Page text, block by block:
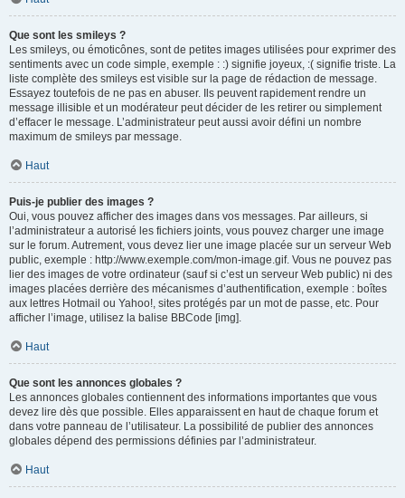
Que sont les smileys ?
Les smileys, ou émoticônes, sont de petites images utilisées pour exprimer des
sentiments avec un code simple, exemple : :) signifie joyeux, :( signifie triste. La
liste complète des smileys est visible sur la page de rédaction de message.
Essayez toutefois de ne pas en abuser. Ils peuvent rapidement rendre un
message illisible et un modérateur peut décider de les retirer ou simplement
d’effacer le message. L’administrateur peut aussi avoir défini un nombre
maximum de smileys par message.
Haut
Puis-je publier des images ?
Oui, vous pouvez afficher des images dans vos messages. Par ailleurs, si
l’administrateur a autorisé les fichiers joints, vous pouvez charger une image
sur le forum. Autrement, vous devez lier une image placée sur un serveur Web
public, exemple : http://www.exemple.com/mon-image.gif. Vous ne pouvez pas
lier des images de votre ordinateur (sauf si c’est un serveur Web public) ni des
images placées derrière des mécanismes d’authentification, exemple : boîtes
aux lettres Hotmail ou Yahoo!, sites protégés par un mot de passe, etc. Pour
afficher l’image, utilisez la balise BBCode [img].
Haut
Que sont les annonces globales ?
Les annonces globales contiennent des informations importantes que vous
devez lire dès que possible. Elles apparaissent en haut de chaque forum et
dans votre panneau de l’utilisateur. La possibilité de publier des annonces
globales dépend des permissions définies par l’administrateur.
Haut